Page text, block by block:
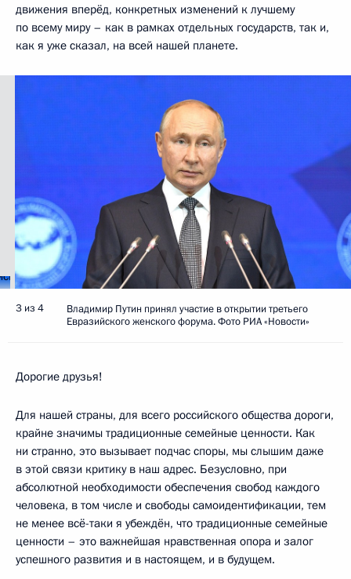
движения вперёд, конкретных изменений к лучшему
по всему миру – как в рамках отдельных государств, так и,
как я уже сказал, на всей нашей планете.
3 из 4
Владимир Путин принял участие в открытии третьего
Евразийского женского форума. Фото РИА «Новости»
Дорогие друзья!
Для нашей страны, для всего российского общества дороги,
крайне значимы традиционные семейные ценности. Как
ни странно, это вызывает подчас споры, мы слышим даже
в этой связи критику в наш адрес. Безусловно, при
абсолютной необходимости обеспечения свобод каждого
человека, в том числе и свободы самоидентификации, тем
не менее всё-таки я убеждён, что традиционные семейные
ценности – это важнейшая нравственная опора и залог
успешного развития и в настоящем, и в будущем.